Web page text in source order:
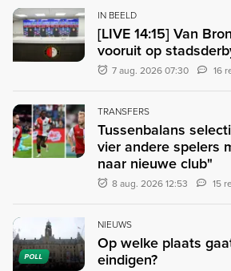
IN BEELD
[LIVE 14:15] Van
vooruit op
7 aug. 2026 07:30 16
TRANSFERS
Tussenbalans
vier andere spelers
naar nieuwe club"
8 aug. 2026 12:53 15
POLL
NIEUWS
Op welke plaats
eindigen?